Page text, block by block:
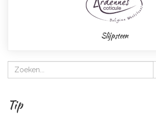
Slijpsteen
Tip